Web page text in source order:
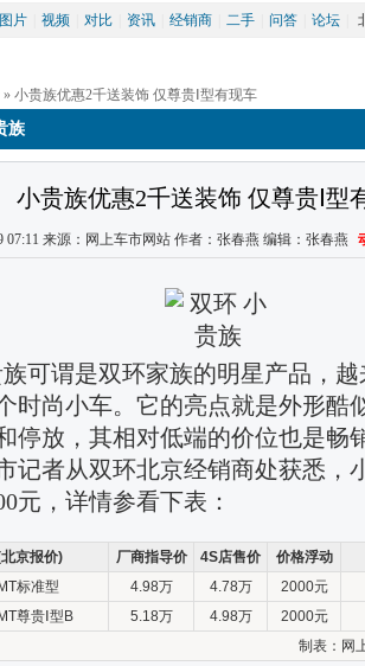
图片 视频 对比 资讯 经销商 二手 问答 论坛
» 小贵族优惠2千送装饰 仅尊贵Ⅰ型有现车
族
小贵族优惠2千送装饰 仅尊贵Ⅰ型
07:11 来源：网上车市网站 作者：张春燕 编辑：张春燕
可谓是双环家族的明星产品，
时尚小车。它的亮点就是外形酷
停放，其相对低端的价位也是畅
记者从双环北京经销商处获悉，
元，详情参看下表：
京报价) 厂商指导价 4S店售价
价格浮动
标准型
4.98万 4.78万
2000元
尊贵Ⅰ型B
5.18万 4.98万
2000元
制表： 网